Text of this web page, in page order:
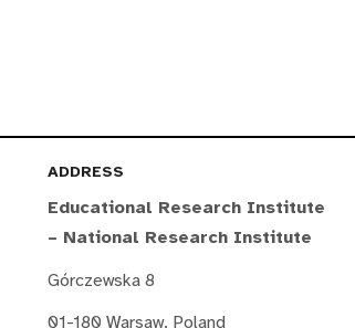
ADDRESS
Educational Research Institute
– National Research Institute
Górczewska 8
01-180 Warsaw, Poland